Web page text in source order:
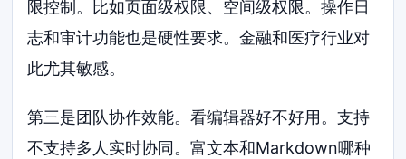
限控制。比如页面级权限、空间级权限。操作日
志和审计功能也是硬性要求。金融和医疗行业对
此尤其敏感。
第三是团队协作效能。看编辑器好不好用。支持
不支持多人实时协同。富文本和Markdown哪种